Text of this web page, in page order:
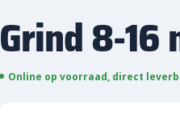
Grind 8-16
Online op voorraad, direct